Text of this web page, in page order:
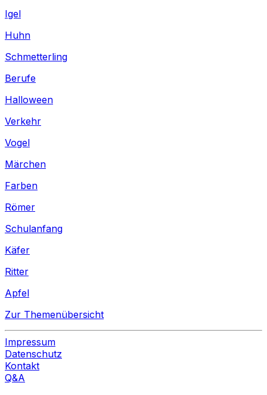
Igel
Huhn
Schmetterling
Berufe
Halloween
Verkehr
Vogel
Märchen
Farben
Römer
Schulanfang
Käfer
Ritter
Apfel
Zur Themenübersicht
Impressum
Datenschutz
Kontakt
Q&A